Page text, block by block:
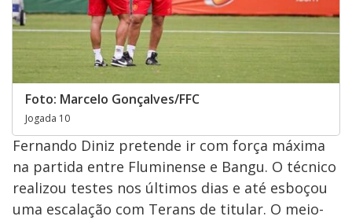
Foto: Marcelo Gonçalves/FFC
Jogada 10
Fernando Diniz pretende ir com força máxima
na partida entre Fluminense e Bangu. O técnico
realizou testes nos últimos dias e até esboçou
uma escalação com Terans de titular. O meio-